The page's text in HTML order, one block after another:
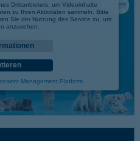
Drittanbieters, um Videoinhalte
zu Ihren Aktivitäten sammeln. Bitte
Sie der Nutzung des Service zu, um
anzusehen.
Management Platform